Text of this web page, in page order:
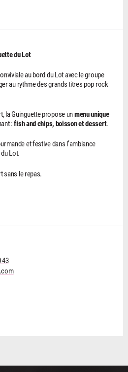
du Lot
au bord du Lot avec le groupe
au rythme des grands titres pop rock
la Guinguette propose unmenu unique
:fish and chips, boisson et dessert.
et festive dans l’ambiance
Lot.
sans le repas.
43